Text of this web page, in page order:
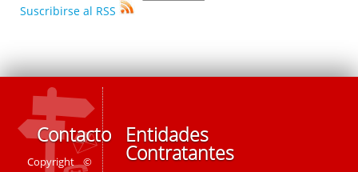
Suscribirse al RSS
Contacto
Copyright ©
Entidades
Contratantes